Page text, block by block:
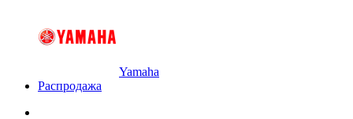
Yamaha
Распродажа